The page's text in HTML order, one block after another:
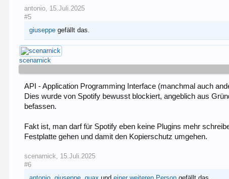
antonio 15.Juli.2025
#5
giuseppe gefällt das.
scenarnick
API - Application Programming Interface (manchmal auch
Dies wurde von Spotify bewusst blockiert, angeblich aus
befassen.
Fakt ist, man darf für Spotify eben keine Plugins mehr
Festplatte gehen und damit den Kopierschutz umgehen.
scenarnick
15.Juli.2025
#6